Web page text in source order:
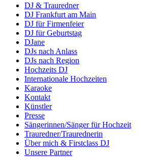
DJ & Trauredner
DJ Frankfurt am Main
DJ für Firmenfeier
DJ für Geburtstag
DJane
DJs nach Anlass
DJs nach Region
Hochzeits DJ
Internationale Hochzeiten
Karaoke
Kontakt
Künstler
Presse
Sängerinnen/Sänger für Hochzeit
Trauredner/Traurednerin
Über mich & Firstclass DJ
Unsere Partner